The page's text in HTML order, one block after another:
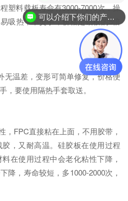
塑料载板寿命有3000-7000次，操
吸热，不烫手，价格是铝板的5倍
无温差，变形可简单修复，价格便
，要使用隔热手套取送。
，FPC直接粘在上面，不用胶带，
，又耐高温。硅胶板在使用过程
在使用过程中会老化粘性下降，
降，寿命较短，多1000-2000次，
可以介绍下你们的产品么？